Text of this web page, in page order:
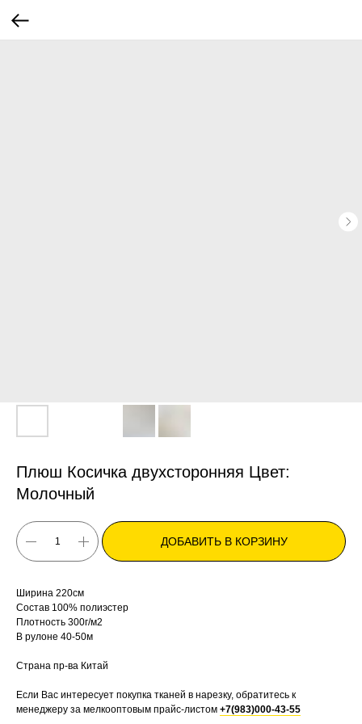
Плюш Косичка двухсторонняя Цвет:
Молочный
ДОБАВИТЬ В КОРЗИНУ
Ширина 220см
Состав 100% полиэстер
Плотность 300г/м2
В рулоне 40-50м
Страна пр-ва Китай
Если Вас интересует покупка тканей в нарезку, обратитесь к
менеджеру за мелкооптовым прайс-листом +7(983)000-43-55